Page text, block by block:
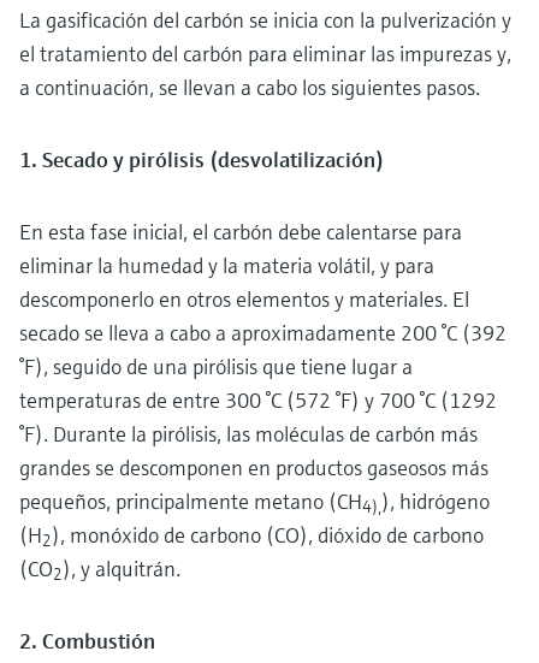
La gasificación del carbón se inicia con la pulverización y
el tratamiento del carbón para eliminar las impurezas y,
a continuación, se llevan a cabo los siguientes pasos.
1. Secado y pirólisis (desvolatilización)
En esta fase inicial, el carbón debe calentarse para
eliminar la humedad y la materia volátil, y para
descomponerlo en otros elementos y materiales. El
secado se lleva a cabo a aproximadamente 200 °C (392
°F), seguido de una pirólisis que tiene lugar a
temperaturas de entre 300 °C (572 °F) y 700 °C (1292
°F). Durante la pirólisis, las moléculas de carbón más
grandes se descomponen en productos gaseosos más
pequeños, principalmente metano (CH4),), hidrógeno
(H2), monóxido de carbono (CO), dióxido de carbono
(CO2), y alquitrán.
2. Combustión